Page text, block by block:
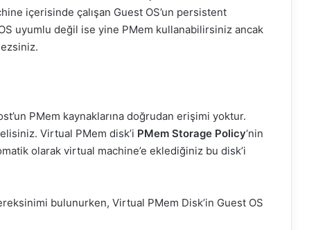
içerisinde çalışan Guest OS’un persistent
uyumlu değil ise yine PMem kullanabilirsiniz ancak
PMem kaynaklarına doğrudan erişimi yoktur.
Virtual PMem disk’i PMem Storage Policy‘nin
olarak virtual machine’e eklediğiniz bu disk’i
bulunurken, Virtual PMem Disk’in Guest OS